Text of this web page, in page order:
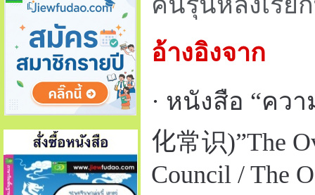
อ้างอิงจาก
· หนังสือ “คว
化常识)”The
Council / The